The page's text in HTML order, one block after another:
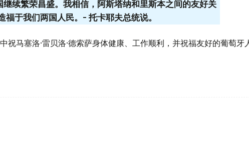
续繁荣昌盛。我相信，阿斯塔纳和里斯本之间的友好关
福于我们两国人民。- 托卡耶夫总统说。
祝马塞洛·雷贝洛·德索萨身体健康、工作顺利，并祝福友好的葡萄牙